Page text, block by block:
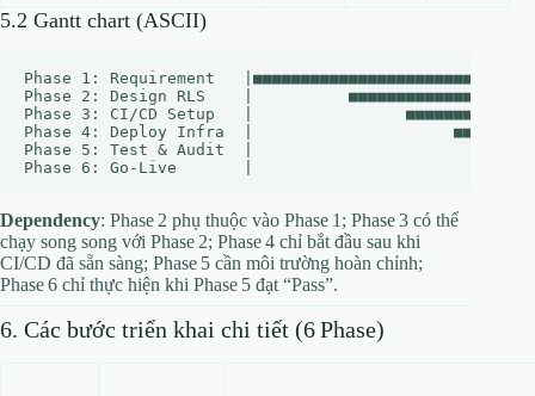
5.2 Gantt chart (ASCII)
Phase 1: Requirement
Phase 2: Design RLS    |
Phase 3: CI/CD Setup   |
Phase 4: Deploy Infra  |
Phase 5: Test & Audit  |
Dependency: Phase 2 phụ thuộc vào Phase 1; Phase 3 có thể
chạy song song với Phase 2; Phase 4 chỉ bắt đầu sau khi
CI/CD đã sẵn sàng; Phase 5 cần môi trường hoàn chỉnh;
Phase 6 chỉ thực hiện khi Phase 5 đạt “Pass”.
6. Các bước triển khai chi tiết (6 Phase)